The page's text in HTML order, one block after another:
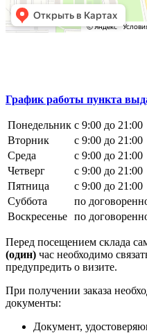
График работы пункта
Понедельник с 9:00 до 21:00
Вторник
с 9:00 до 21:00
Среда
с 9:00 до 21:00
Четверг
с 9:00 до 21:00
Пятница
с 9:00 до 21:00
Суббота
по
Воскресенье по
Перед посещением склада
(один) час необходимо
предупредить о визите.
При получении заказа
документы:
Документ,